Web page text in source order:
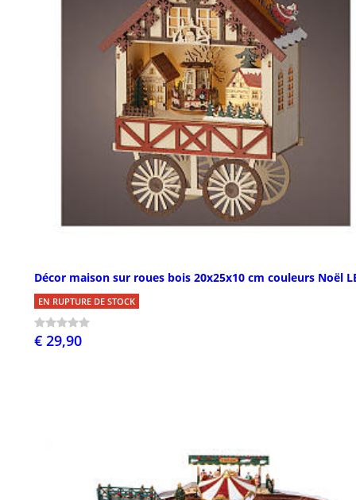
Décor maison sur roues bois 20x25x10 cm couleurs Noël
EN RUPTURE DE STOCK
€ 29,90